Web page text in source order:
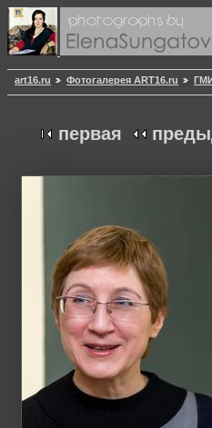
art16.ru Фотогалерея ART16.ru
первая